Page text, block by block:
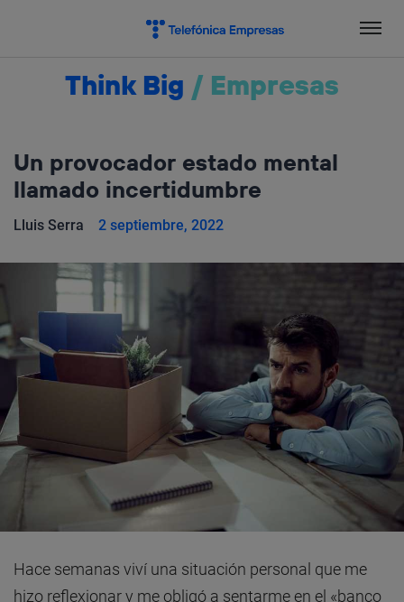
Think Big / Empresas
Un provocador estado mental
llamado incertidumbre
Lluis Serra 2 septiembre, 2022
Hace semanas viví una situación personal que me
hizo reflexionar y me obligó a sentarme en el «banco